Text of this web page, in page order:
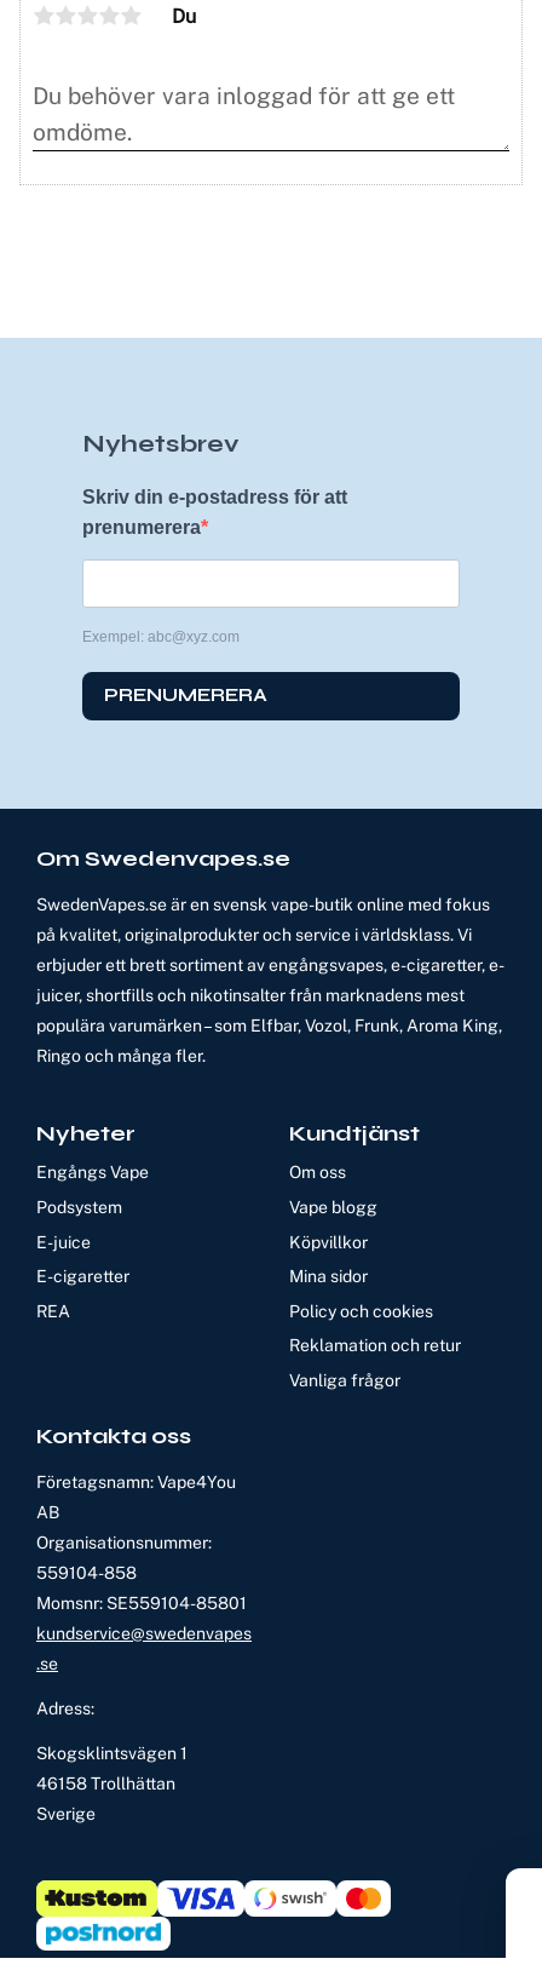
Du
Nyhetsbrev
Skriv din e-postadress för att
prenumerera
Exempel: abc@xyz.com
PRENUMERERA
Om Swedenvapes.se
SwedenVapes.se är en svensk vape-butik online med fokus
på kvalitet, originalprodukter och service i världsklass. Vi
erbjuder ett brett sortiment av engångsvapes, e-cigaretter, e-
juicer, shortfills och nikotinsalter från marknadens mest
populära varumärken – som Elfbar, Vozol, Frunk, Aroma King,
Ringo och många fler.
Nyheter
Engångs Vape
Podsystem
E-juice
E-cigaretter
REA
Kundtjänst
Om oss
Vape blogg
Köpvillkor
Mina sidor
Policy och cookies
Reklamation och retur
Vanliga frågor
Kontakta oss
Företagsnamn: Vape4You
AB
Organisationsnummer:
559104-858
Momsnr: SE559104-85801
kundservice@swedenvapes
.se
Adress:
Skogsklintsvägen 1
46158 Trollhättan
Sverige